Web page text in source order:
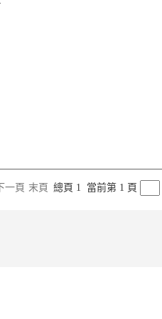
一頁 末頁 總頁 1 當前第 1 頁